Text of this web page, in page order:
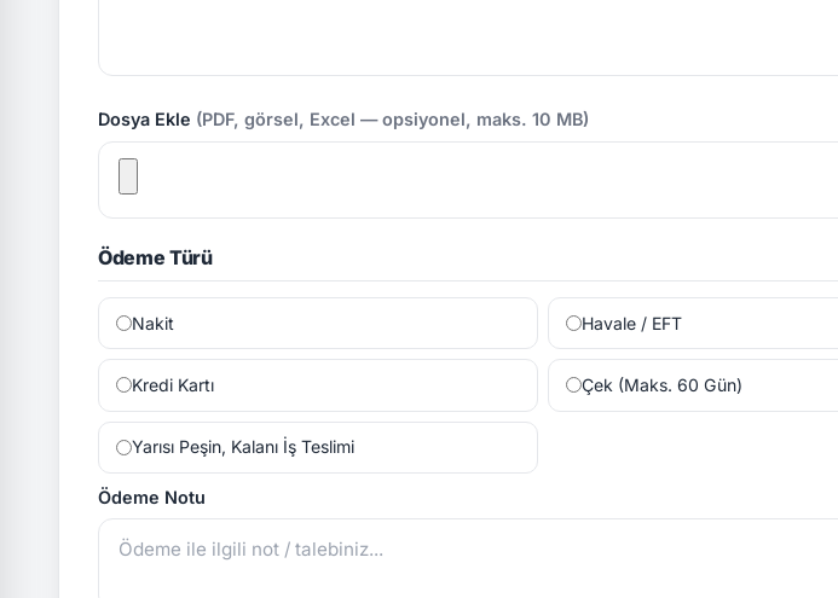
Dosya Ekle (PDF, görsel, Excel — opsiyonel, maks. 10 MB)
Ödeme Türü
Nakit Havale / EFT
Kredi Kartı Çek (Maks. 60 Gün)
Yarısı Peşin, Kalanı İş Teslimi
Ödeme Notu